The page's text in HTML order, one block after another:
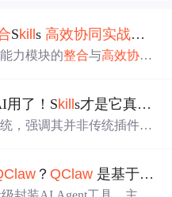
Skills 高效协同 实战操作
力模块的整合与高效协同
调用、对话激活、CL
社区模板（Anthropic/GitH
用了！Skills才是它真正的灵魂》
，强调其并非传统插件，
全安装规范及高效管理策
冗余是发挥QClaw
真实效
？ QClaw 是基于 OpenClaw 的极简封装，